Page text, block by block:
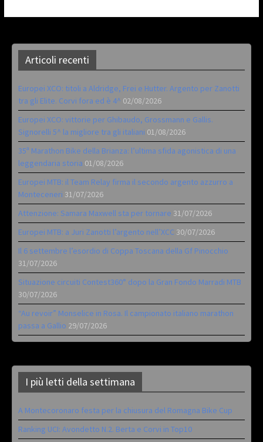
Articoli recenti
Europei XCO: titoli a Aldridge, Frei e Hutter. Argento per Zanotti
tra gli Elite. Corvi fora ed è 4^ 02/08/2026
Europei XCO: vittorie per Ghibaudo, Grossmann e Gallis.
Signorelli 5^ la migliore tra gli italiani 01/08/2026
35ª Marathon Bike della Brianza: l’ultima sfida agonistica di una
leggendaria storia 01/08/2026
Europei MTB: il Team Relay firma il secondo argento azzurro a
Monteceneri 31/07/2026
Attenzione: Samara Maxwell sta per tornare 31/07/2026
Europei MTB: a Juri Zanotti l’argento nell’XCC 30/07/2026
Il 6 settembre l’esordio di Coppa Toscana della Gf Pinocchio
31/07/2026
Situazione circuiti Contest360° dopo la Gran Fondo Marradi MTB
30/07/2026
“Au revoir” Monselice in Rosa. Il campionato italiano marathon
passa a Gallio 29/07/2026
I più letti della settimana
A Montecoronaro festa per la chiusura del Romagna Bike Cup
Ranking UCI: Avondetto N.2. Berta e Corvi in Top10